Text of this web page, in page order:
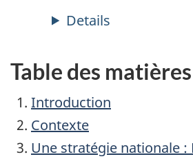
Table des matières
Introduction
Contexte
Une stratégie nationale :